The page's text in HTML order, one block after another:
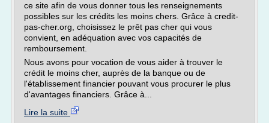
ce site afin de vous donner tous les renseignements
possibles sur les crédits les moins chers. Grâce à credit-
pas-cher.org, choisissez le prêt pas cher qui vous
convient, en adéquation avec vos capacités de
remboursement.
Nous avons pour vocation de vous aider à trouver le
crédit le moins cher, auprès de la banque ou de
l'établissement financier pouvant vous procurer le plus
d'avantages financiers. Grâce à...
Lire la suite